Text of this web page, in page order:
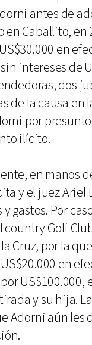
antes de
Caballito, en
en
intereses de
dos
de la causa en
por presunto
ilícito.
en manos
y el juez Ariel
gastos. Por
country Golf
Cruz, por la
en
US$100.000,
y su hija.
Adorni aún les